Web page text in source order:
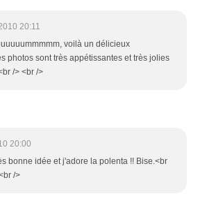
20:11
voilà un délicieux
photos sont très appétissantes et très jolies
/> <br />
20:00
bonne idée et j'adore la polenta !! Bise.<br
/>